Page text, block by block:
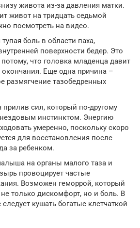
живота из-за давления матки.
живот на тридцать седьмой
посмотреть на видео.
боль в области паха,
поверхности бедер. Это
потому, что головка младенца давит
Еще одна причина –
размягчение тазобедренных
прилив сил, который по-другому
инстинктом. Энергию
умеренно, поскольку скоро
для восстановления после
за ребенком.
на органы малого таза и
провоцирует частые
Возможен геморрой, который
только дискомфорт, но и боль. В
следует кушать богатые клетчаткой